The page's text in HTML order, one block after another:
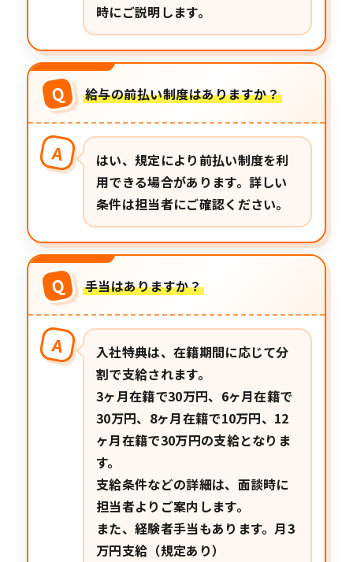
時にご説明します。
Q 給与の前払い制度はありますか？
A
はい、規定により前払い制度を利
用できる場合があります。詳しい
条件は担当者にご確認ください。
Q 手当はありますか？
A
入社特典は、在籍期間に応じて分
割で支給されます。
3ヶ月在籍で30万円、6ヶ月在籍で
30万円、8ヶ月在籍で10万円、12
ヶ月在籍で30万円の支給となりま
す。
支給条件などの詳細は、面談時に
担当者よりご案内します。
また、経験者手当もあります。月3
万円支給（規定あり）